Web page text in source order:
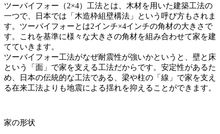
ツーバイフォー（2×4）工法とは、木材を用いた建築工法の
一つで、日本では「木造枠組壁構法」という呼び方もされま
す。ツーバイフォーとは2インチ×4インチの角材の大きさで
す。これを基準に様々な大きさの角材を組み合わせて家を建
てていきます。
ツーバイフォー工法がなぜ耐震性が強いかというと、壁と床
という「面」で家を支える工法だからです。安定性があるた
め、日本の伝統的な工法である、梁や柱の「線」で家を支え
る在来工法よりも地震による揺れを抑えることができます。
家の形状